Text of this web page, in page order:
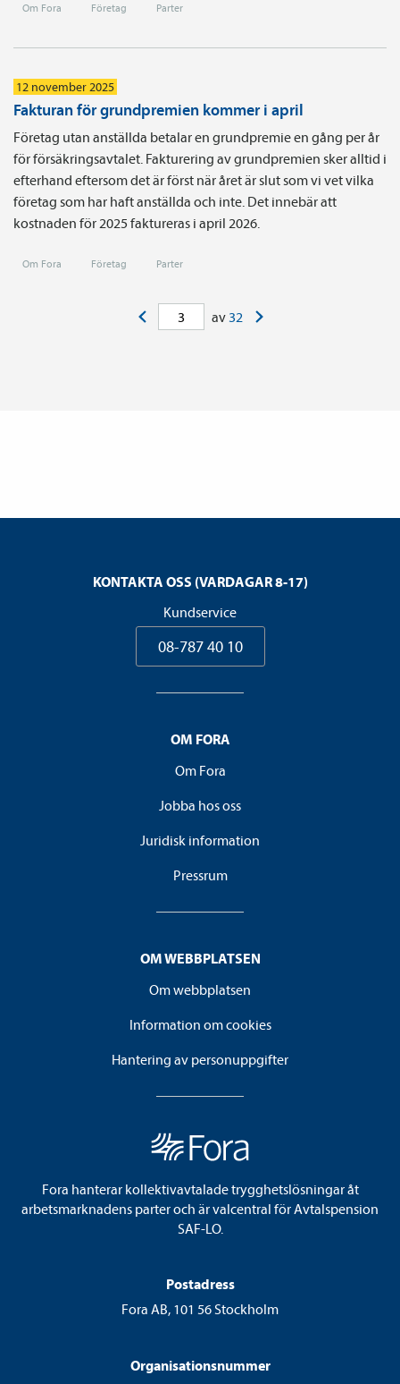
Om Fora Företag Parter
12 november 2025
Fakturan för grundpremien kommer i april
Företag utan anställda betalar en grundpremie en gång per år
för försäkringsavtalet. Fakturering av grundpremien sker alltid i
efterhand eftersom det är först när året är slut som vi vet vilka
företag som har haft anställda och inte. Det innebär att
kostnaden för 2025 faktureras i april 2026.
Om Fora Företag Parter
av32
KONTAKTA OSS (VARDAGAR 8-17)
Kundservice
08-787 40 10
OM FORA
Om Fora
Jobba hos oss
Juridisk information
Pressrum
OM WEBBPLATSEN
Om webbplatsen
Information om cookies
Hantering av personuppgifter
Fora hanterar kollektivavtalade trygghetslösningar åt
arbetsmarknadens parter och är valcentral för Avtalspension
SAF-LO.
Postadress
Fora AB, 101 56 Stockholm
Organisationsnummer